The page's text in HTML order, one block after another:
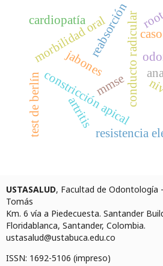
jabones
mmseconducto radicular
reabsorción
constricción apical
resistencia
morbilidad oral
cardiopatía
test de berlín artritis
USTASALUD, Facultad de Odontología
Tomás
Km. 6 vía a Piedecuesta. Santander
Floridablanca, Santander, Colombia.
ustasalud@ustabuca.edu.co
ISSN: 1692-5106 (impreso)